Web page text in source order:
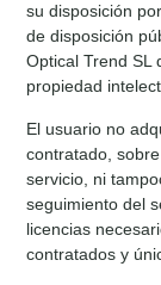
su disposición
de disposición
Optical Trend SL
propiedad
El usuario no
contratado,
servicio, ni
seguimiento del
licencias
contratados y